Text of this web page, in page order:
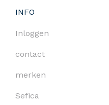
INFO
Inloggen
contact
merken
Sefica